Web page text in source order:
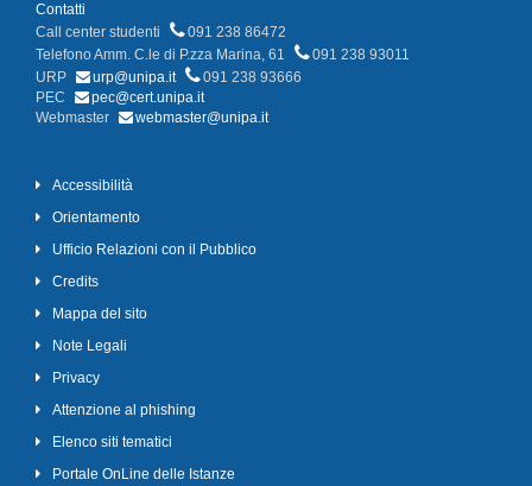
Contatti
Call center studenti
091 238 86472
Telefono Amm. C.le di P.zza Marina, 61
091 238 93011
URP
urp@unipa.it
091 238 93666
PEC
pec@cert.unipa.it
Webmaster
webmaster@unipa.it
Accessibilità
Orientamento
Ufficio Relazioni con il Pubblico
Credits
Mappa del sito
Note Legali
Privacy
Attenzione al phishing
Elenco siti tematici
Portale OnLine delle Istanze